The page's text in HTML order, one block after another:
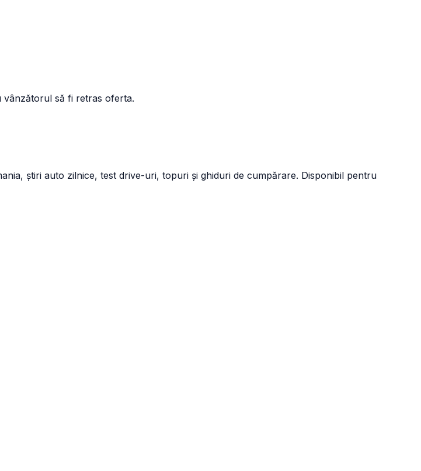
vânzătorul să fi retras oferta.
știri auto zilnice, test drive-uri, topuri și ghiduri de cumpărare. Disponibil pentru